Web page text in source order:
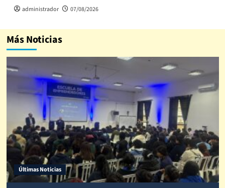
administrador 07/08/2026
Más Noticias
Últimas Noticias